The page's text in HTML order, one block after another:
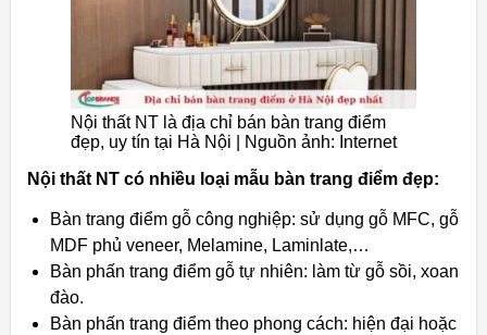
Nội thất NT là địa chỉ bán bàn trang điểm
đẹp, uy tín tại Hà Nội | Nguồn ảnh: Internet
Nội thất NT có nhiều loại mẫu bàn trang điểm đẹp:
Bàn trang điểm gỗ công nghiệp: sử dụng gỗ MFC, gỗ
MDF phủ veneer, Melamine, Laminlate,…
Bàn phấn trang điểm gỗ tự nhiên: làm từ gỗ sồi, xoan
đào.
Bàn phấn trang điểm theo phong cách: hiện đại hoặc